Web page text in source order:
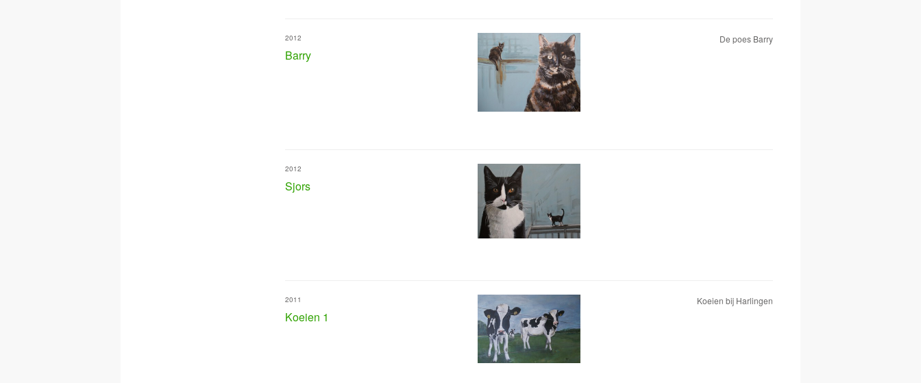
Barry
2012 De poes Barry
Sjors
2012
Koeien 1
2011 Koeien bij Harlingen